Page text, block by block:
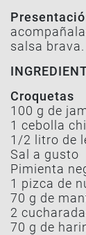
salsa brava.
Croquetas
100 g de
1 cebolla
1/2 litro de
Sal a gusto
Pimienta
1 pizca de
70 g de
2
70 g de